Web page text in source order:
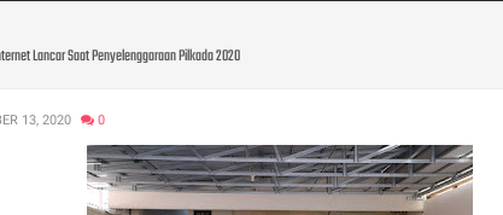
Lancar Saat Penyelenggaraan Pilkada 2020
13, 2020 0